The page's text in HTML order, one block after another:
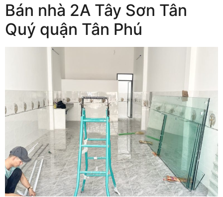
Bán nhà 2A Tây Sơn Tân
Quý quận Tân Phú